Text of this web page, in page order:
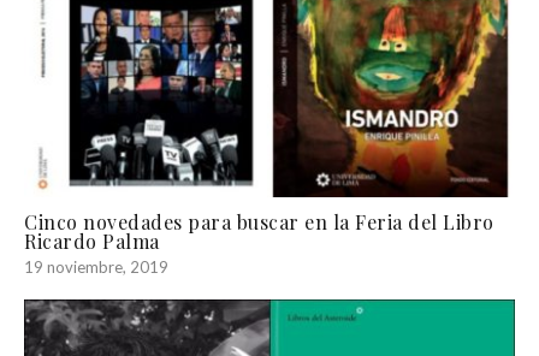
Cinco novedades para buscar en la Feria del Libro
Ricardo Palma
19 noviembre, 2019